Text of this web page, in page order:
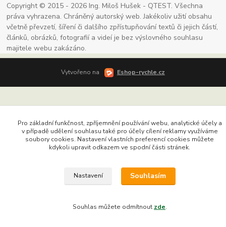
Copyright © 2015 - 2026 Ing. Miloš Hušek - QTEST. Všechna
práva vyhrazena. Chráněný autorský web. Jakékoliv užití obsahu
včetně převzetí, šíření či dalšího zpřístupňování textů či jejich částí,
článků, obrázků, fotografií a videí je bez výslovného souhlasu
majitele webu zakázáno.
Vytvořeno na Eshop-rychle.cz
Pro základní funkčnost, zpříjemnění používání webu, analytické účely a
v případě udělení souhlasu také pro účely cílení reklamy využíváme
soubory cookies. Nastavení vlastních preferencí cookies můžete
kdykoli upravit odkazem ve spodní části stránek.
Nastavení Souhlasím
Souhlas můžete odmítnout zde.